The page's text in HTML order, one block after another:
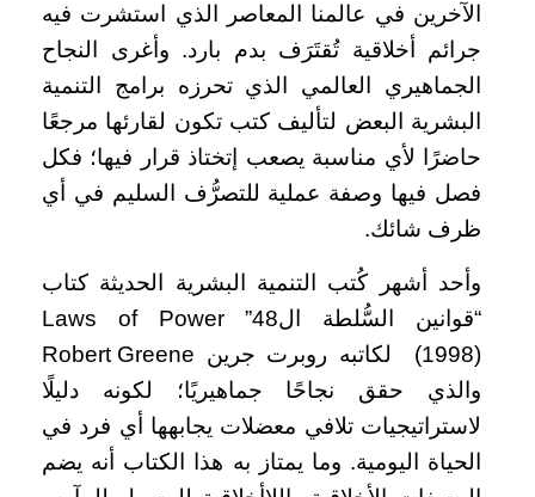
الآخرين في عالمنا المعاصر الذي استشرت فيه
جرائم أخلاقية تُقتَرَف بدم بارد. وأغرى النجاح
الجماهيري العالمي الذي تحرزه برامج التنمية
البشرية البعض لتأليف كتب تكون لقارئها مرجعًا
حاضرًا لأي مناسبة يصعب إتختاذ قرار فيها؛ فكل
فصل فيها وصفة عملية للتصرُّف السليم في أي
ظرف شائك.
وأحد أشهر كُتب التنمية البشرية الحديثة كتاب
“قوانين السُّلطة ال48” Laws of Power
(1998) لكاتبه روبرت جرين Robert Greene
والذي حقق نجاحًا جماهيريًا؛ لكونه دليلًا
لاستراتيجيات تلافي معضلات يجابهها أي فرد في
الحياة اليومية. وما يمتاز به هذا الكتاب أنه يضم